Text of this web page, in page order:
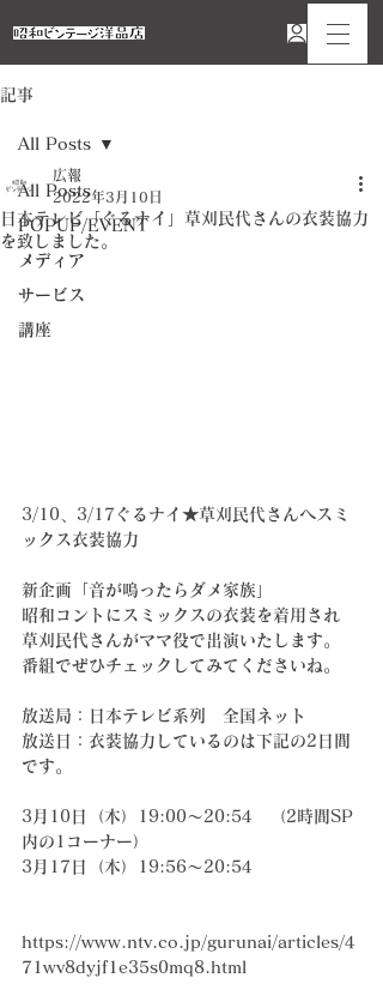
記事
All Posts
POPUP/EVENT
メディア
サービス
講座
All Posts
日本テレビ「ぐるナイ」草刈民代さんの衣装協力
を致しました。
広報
2022年3月10日
3/10、3/17ぐるナイ★草刈民代さんへスミ
ックス衣装協力
新企画「音が鳴ったらダメ家族」
昭和コントにスミックスの衣装を着用され
草刈民代さんがママ役で出演いたします。
番組でぜひチェックしてみてくださいね。
放送局：日本テレビ系列　全国ネット
放送日：衣装協力しているのは下記の2日間
です。
3月10日（木）19:00～20:54　（2時間SP
内の1コーナー）
3月17日（木）19:56～20:54
https://www.ntv.co.jp/gurunai/articles/4
71wv8dyjf1e35s0mq8.html